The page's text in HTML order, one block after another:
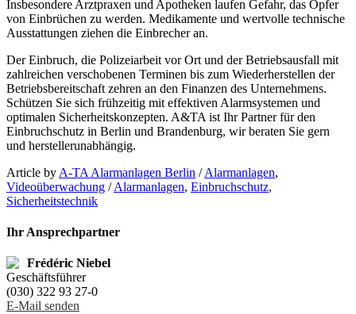
Insbesondere Arztpraxen und Apotheken laufen Gefahr, das Opfer
von Einbrüchen zu werden. Medikamente und wertvolle technische
Ausstattungen ziehen die Einbrecher an.
Der Einbruch, die Polizeiarbeit vor Ort und der Betriebsausfall mit
zahlreichen verschobenen Terminen bis zum Wiederherstellen der
Betriebsbereitschaft zehren an den Finanzen des Unternehmens.
Schützen Sie sich frühzeitig mit effektiven Alarmsystemen und
optimalen Sicherheitskonzepten. A&TA ist Ihr Partner für den
Einbruchschutz in Berlin und Brandenburg, wir beraten Sie gern
und herstellerunabhängig.
Article by A-TA Alarmanlagen Berlin /Alarmanlagen,
Videoüberwachung /Alarmanlagen, Einbruchschutz,
Sicherheitstechnik
Ihr Ansprechpartner
Frédéric Niebel
Geschäftsführer
(030) 322 93 27-0
E-Mail senden